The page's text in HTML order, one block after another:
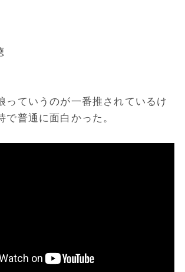
っていうのが一番推されているけ
で普通に面白かった。